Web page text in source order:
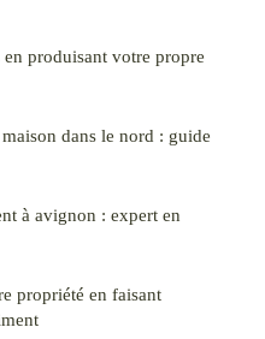
produisant votre propre
dans le nord : guide
à avignon : expert en
propriété en faisant